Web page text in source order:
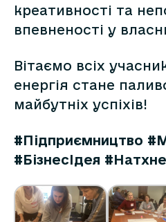
креативності та
впевненості у
​Вітаємо всіх
енергія стане
майбутніх успіхів!
#Підприємництво
#БізнесІдея